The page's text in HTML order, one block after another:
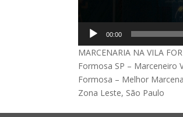
00:00
MARCENARIA NA VILA
Formosa SP – Marceneiro
Formosa – Melhor
Zona Leste, São Paulo